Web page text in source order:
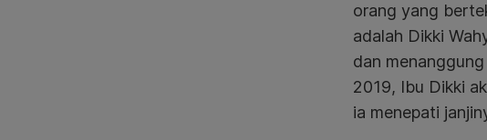
orang yang
adalah Dikki
dan
2019, Ibu Dikki
ia menepati